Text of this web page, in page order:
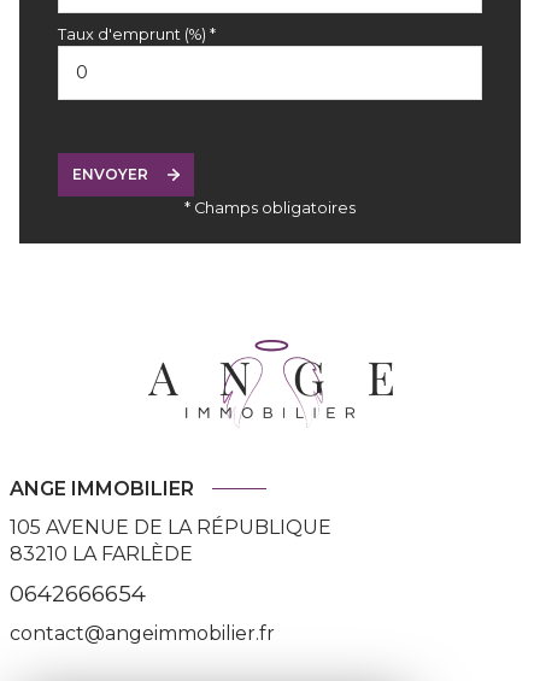
Taux d'emprunt (%) *
ENVOYER
* Champs obligatoires
ANGE IMMOBILIER
105 AVENUE DE LA RÉPUBLIQUE
83210 LA FARLÈDE
0642666654
contact@angeimmobilier.fr